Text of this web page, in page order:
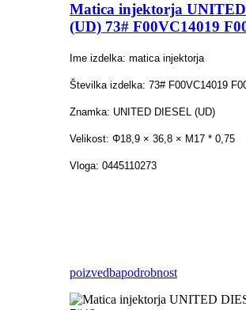
Matica injektorja
(UD) 73# F00VC14019
Ime izdelka: matica injektorja
Številka izdelka: 73# F00VC14019
Znamka: UNITED DIESEL (UD)
Velikost: Φ18,9 × 36,8 × M17 * 0,75
Vloga: 0445110273
poizvedbapodrobnost